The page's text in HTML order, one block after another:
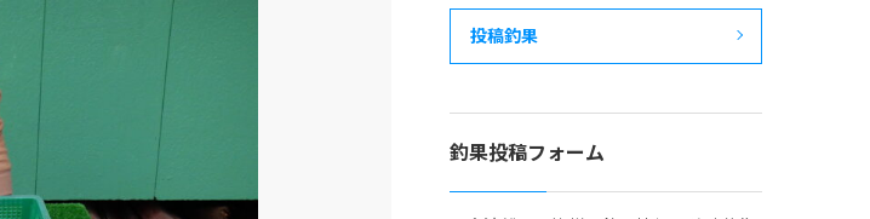
投稿釣果
釣果投稿フォーム